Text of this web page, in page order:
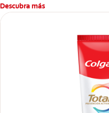
Descubra más